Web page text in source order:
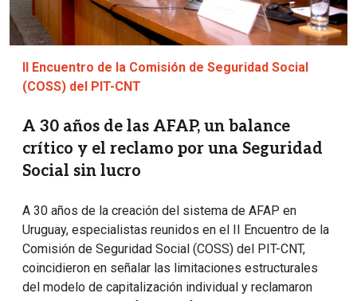
II Encuentro de la Comisión de Seguridad Social
(COSS) del PIT-CNT
A 30 años de las AFAP, un balance
crítico y el reclamo por una Seguridad
Social sin lucro
A 30 años de la creación del sistema de AFAP en
Uruguay, especialistas reunidos en el II Encuentro de la
Comisión de Seguridad Social (COSS) del PIT-CNT,
coincidieron en señalar las limitaciones estructurales
del modelo de capitalización individual y reclamaron